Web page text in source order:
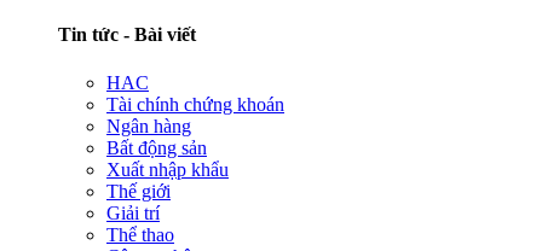
Tin tức - Bài viết
HAC
Tài chính chứng khoán
Ngân hàng
Bất động sản
Xuất nhập khẩu
Thế giới
Giải trí
Thể thao